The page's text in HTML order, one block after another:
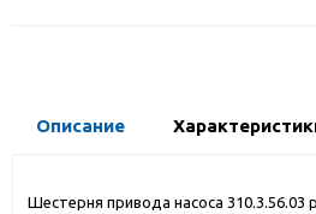
Описание
Шестерня привода насоса 310.3.56.03